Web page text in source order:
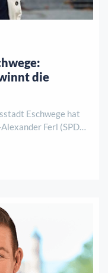
die
Eschwege hat
Ferl (SPD)